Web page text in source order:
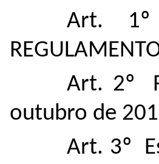
Art.
Art. 2º
outubro de
Art. 3º